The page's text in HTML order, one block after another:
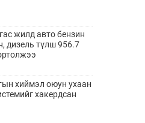
жилд авто бензин
дизель түлш 956.7
хиймэл оюун ухаан
хакердсан